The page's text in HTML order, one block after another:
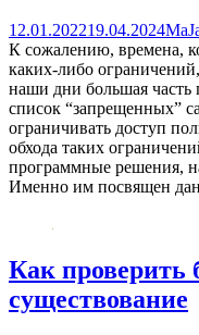
12.01.202219.04.2024
К сожалению, времена,
каких-либо
наши дни большая часть
список “запрещенных”
ограничивать доступ
обхода таких
программные решения,
Именно им посвящен
Как проверить
существование